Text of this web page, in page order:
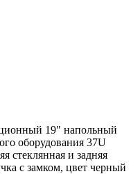
19" напольный
оборудования 37U
стеклянная и задняя
с замком, цвет черный